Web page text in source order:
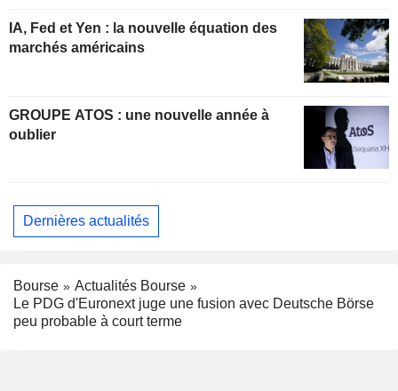
IA, Fed et Yen : la nouvelle équation des
marchés américains
GROUPE ATOS : une nouvelle année à
oublier
Dernières actualités
Bourse
Actualités Bourse
Le PDG d'Euronext juge une fusion avec Deutsche Börse
peu probable à court terme